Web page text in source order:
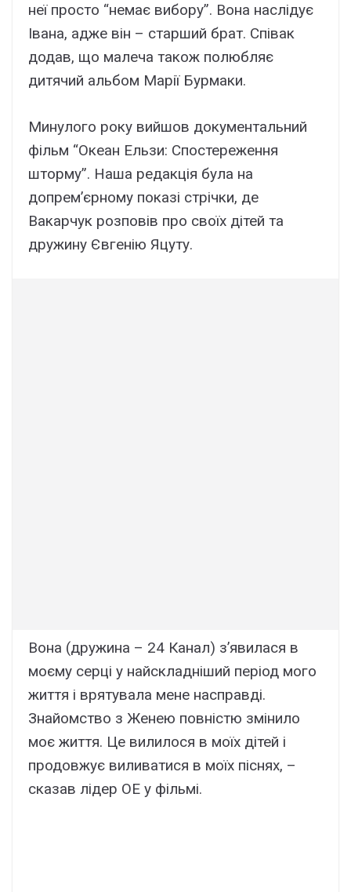
неї просто “немає вибору”. Вона наслідує
Івана, адже він – старший брат. Співак
додав, що малеча також полюбляє
дитячий альбом Марії Бурмаки.
Минулого року вийшов документальний
фільм “Океан Ельзи: Спостереження
шторму”. Наша редакція була на
допрем’єрному показі стрічки, де
Вакарчук розповів про своїх дітей та
дружину Євгенію Яцуту.
Вона (дружина – 24 Канал) з’явилася в
моєму серці у найскладніший період мого
життя і врятувала мене насправді.
Знайомство з Женею повністю змінило
моє життя. Це вилилося в моїх дітей і
продовжує виливатися в моїх піснях, –
сказав лідер ОЕ у фільмі.